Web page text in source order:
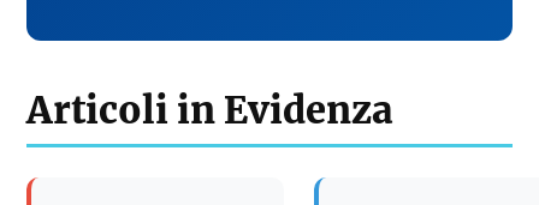
Articoli in Evidenza